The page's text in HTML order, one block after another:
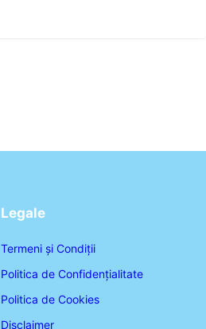
Legale
Termeni și Condiții
Politica de Confidențialitate
Politica de Cookies
Disclaimer